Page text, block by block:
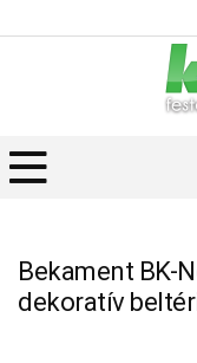
Bekament BK-
dekoratív